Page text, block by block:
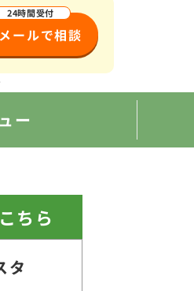
メールで相談
ー
ちら
タ